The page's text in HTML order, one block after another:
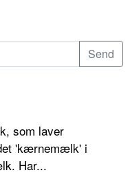
som laver
'kærnemælk' i
Har...